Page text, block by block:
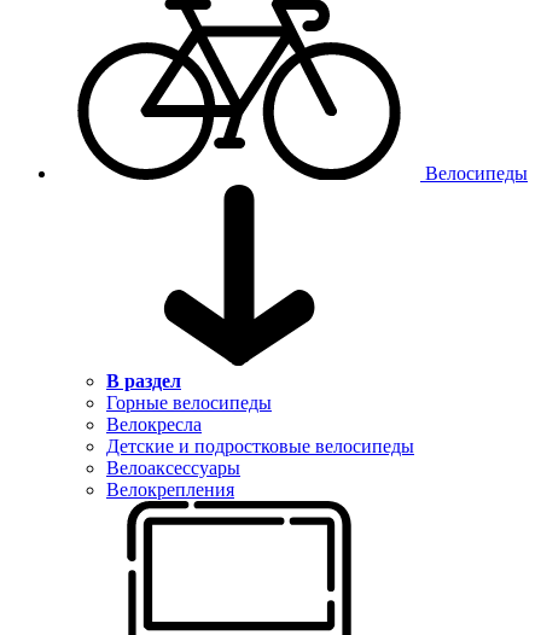
Велосипеды
В раздел
Горные велосипеды
Велокресла
Детские и подростковые велосипеды
Велоаксессуары
Велокрепления